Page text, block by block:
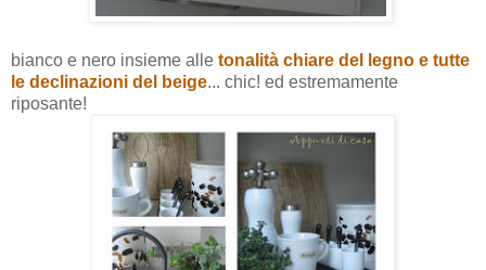
bianco e nero insieme alle tonalità chiare del legno e tutte
le declinazioni del beige... chic! ed estremamente
riposante!